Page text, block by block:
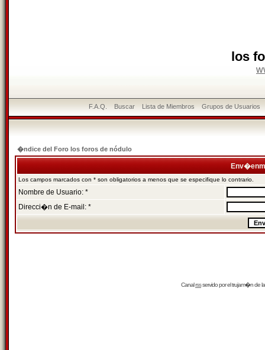
los
F.A.Q. Buscar Lista de Miembros Grupos de Usuarios
�ndice del Foro los foros de nódulo
Los campos marcados con * son obligatorios a menos que se especifique lo contrario.
Nombre de Usuario: *
Direcci�n de E-mail: *
Canalrssservido por eltrujam�nde